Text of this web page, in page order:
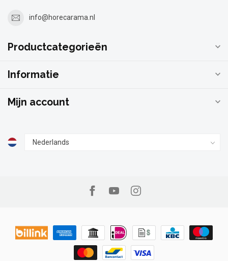
info@horecarama.nl
Productcategorieën
Informatie
Mijn account